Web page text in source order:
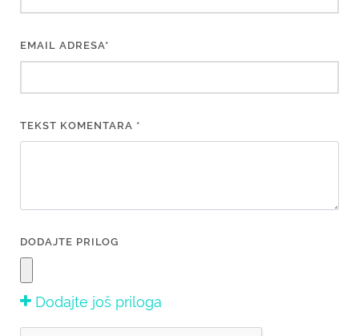
EMAIL ADRESA*
TEKST KOMENTARA *
DODAJTE PRILOG
Dodajte još priloga